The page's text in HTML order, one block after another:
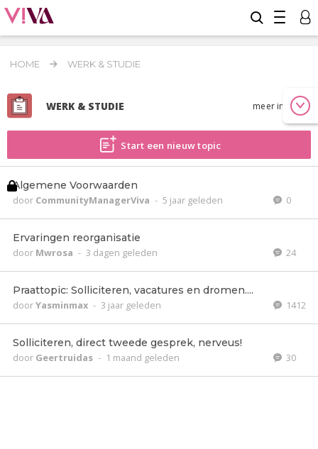
HOME WERK & STUDIE
WERK & STUDIE meer info
Start een nieuw topic
Algemene Voorwaarden
door CommunityManagerViva - 5 jaar geleden 0
Ervaringen reorganisatie
door Mwrosa - 3 dagen geleden 24
Praattopic: Solliciteren, vacatures en dromen....
doorYasminmax - 3 jaar geleden 1412
Solliciteren, direct tweede gesprek, nerveus!
door Geertruidas - 1 maand geleden 30